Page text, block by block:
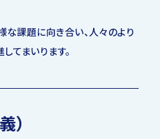
課題に向き合い、人々のより
てまいります。
）